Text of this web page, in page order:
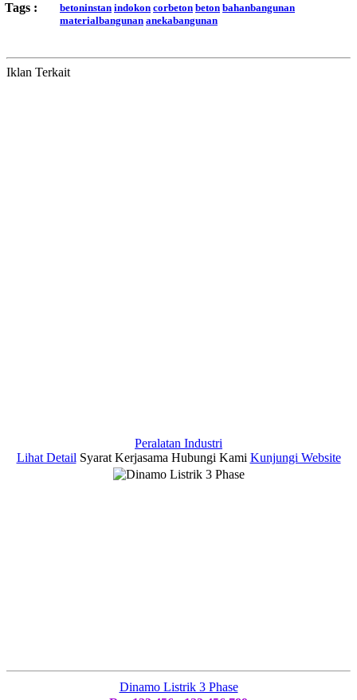
Tags : betoninstan indokon corbeton beton bahanbangunan
materialbangunan anekabangunan
Iklan Terkait
Peralatan Industri
Lihat Detail Syarat Kerjasama Hubungi Kami Kunjungi Website
Dinamo Listrik 3 Phase